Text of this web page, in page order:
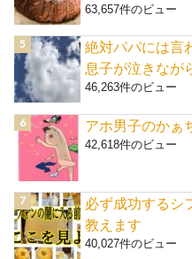
63,657件のビュー
絶対パパには言
息子が泣きなが
46,263件のビュー
アホ男子のかぁ
42,618件のビュー
必ず成功するシ
教えます
40,027件のビュー